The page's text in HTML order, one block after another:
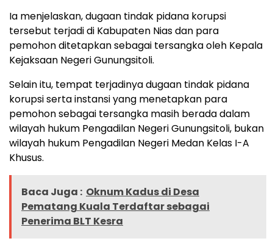
Ia menjelaskan, dugaan tindak pidana korupsi
tersebut terjadi di Kabupaten Nias dan para
pemohon ditetapkan sebagai tersangka oleh Kepala
Kejaksaan Negeri Gunungsitoli.
Selain itu, tempat terjadinya dugaan tindak pidana
korupsi serta instansi yang menetapkan para
pemohon sebagai tersangka masih berada dalam
wilayah hukum Pengadilan Negeri Gunungsitoli, bukan
wilayah hukum Pengadilan Negeri Medan Kelas I-A
Khusus.
Baca Juga : Oknum Kadus di Desa
Pematang Kuala Terdaftar sebagai
Penerima BLT Kesra